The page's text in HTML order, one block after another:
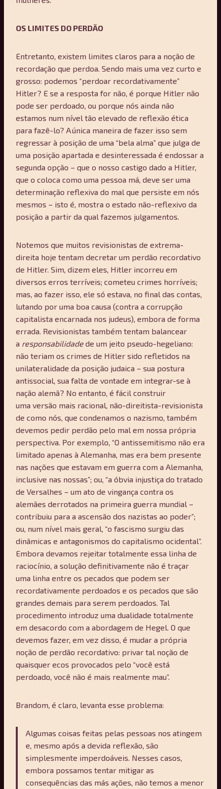
OS LIMITES DO PERDÃO
Entretanto, existem limites claros para a noção de
recordação que perdoa. Sendo mais uma vez curto e
grosso: podemos “perdoar recordativamente”
Hitler? E se a resposta for não, é porque Hitler não
pode ser perdoado, ou porque nós ainda não
estamos num nível tão elevado de reflexão ética
para fazê-lo? A única maneira de fazer isso sem
regressar à posição de uma “bela alma” que julga de
uma posição apartada e desinteressada é endossar a
segunda opção – que o nosso castigo dado a Hitler,
que o coloca como uma pessoa má, deve ser uma
determinação reflexiva do mal que persiste em nós
mesmos – isto é, mostra o estado não-reflexivo da
posição a partir da qual fazemos julgamentos.
Notemos que muitos revisionistas de extrema-
direita hoje tentam decretar um perdão recordativo
de Hitler. Sim, dizem eles, Hitler incorreu em
diversos erros terríveis; cometeu crimes horríveis;
mas, ao fazer isso, ele só estava, no final das contas,
lutando por uma boa causa (contra a corrupção
capitalista encarnada nos judeus), embora de forma
errada. Revisionistas também tentam balancear
a responsabilidadede um jeito pseudo-hegeliano:
não teriam os crimes de Hitler sido refletidos na
unilateralidade da posição judaica – sua postura
antissocial, sua falta de vontade em integrar-se à
nação alemã? No entanto, é fácil construir
uma versão mais racional, não-direitista-revisionista
de como nós, que condenamos o nazismo, também
devemos pedir perdão pelo mal em nossa própria
perspectiva. Por exemplo, “O antissemitismo não era
limitado apenas à Alemanha, mas era bem presente
nas nações que estavam em guerra com a Alemanha,
inclusive nas nossas”; ou, “a óbvia injustiça do tratado
de Versalhes – um ato de vingança contra os
alemães derrotados na primeira guerra mundial –
contribuiu para a ascensão dos nazistas ao poder”;
ou, num nível mais geral, “o fascismo surgiu das
dinâmicas e antagonismos do capitalismo ocidental”.
Embora devamos rejeitar totalmente essa linha de
raciocínio, a solução definitivamente não é traçar
uma linha entre os pecados que podem ser
recordativamente perdoados e os pecados que são
grandes demais para serem perdoados. Tal
procedimento introduz uma dualidade totalmente
em desacordo com a abordagem de Hegel. O que
devemos fazer, em vez disso, é mudar a própria
noção de perdão recordativo: privar tal noção de
quaisquer ecos provocados pelo “você está
perdoado, você não é mais realmente mau”.
Brandom, é claro, levanta esse problema:
Algumas coisas feitas pelas pessoas nos atingem
e, mesmo após a devida reflexão, são
simplesmente imperdoáveis. Nesses casos,
embora possamos tentar mitigar as
consequências das más ações, não temos a menor